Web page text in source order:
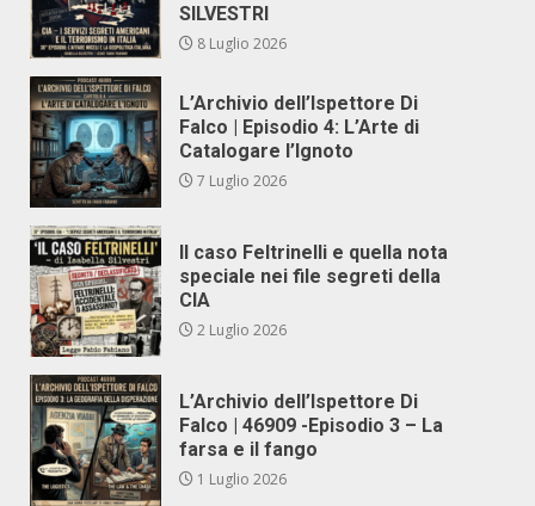
SILVESTRI
8 Luglio 2026
L’Archivio dell’Ispettore Di
Falco | Episodio 4: L’Arte di
Catalogare l’Ignoto
7 Luglio 2026
Il caso Feltrinelli e quella nota
speciale nei file segreti della
CIA
2 Luglio 2026
L’Archivio dell’Ispettore Di
Falco | 46909 -Episodio 3 – La
farsa e il fango
1 Luglio 2026